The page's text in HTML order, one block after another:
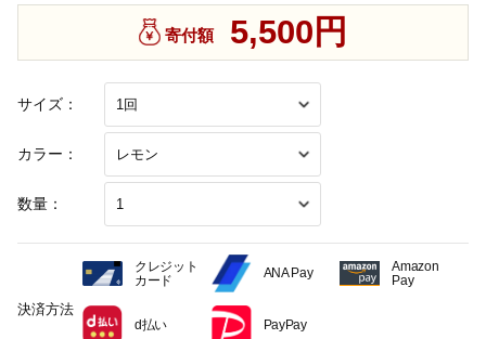
サイズ：
カラー：
数量：
寄付額 5,500円
決済方法
クレジット
カード
ANA Pay
Amazon
Pay
d払い PayPay